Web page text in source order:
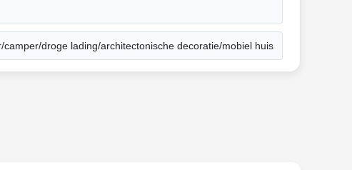
droge lading/architectonische decoratie/mobiel huis